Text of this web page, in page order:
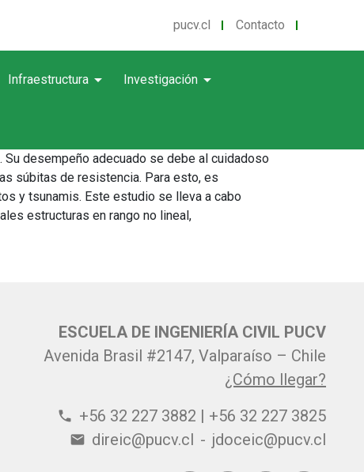
pucv.cl Contacto
Infraestructura arrow_drop_down Investigación arrow_drop_down
desempeño adecuado se debe al cuidadoso
súbitas de resistencia. Para esto, es
y tsunamis. Este estudio se lleva a cabo
estructuras en rango no lineal,
ESCUELA DE INGENIERÍA CIVIL PUCV
Avenida Brasil #2147, Valparaíso – Chile
¿Cómo llegar?
phone +56 32 227 3882 | +56 32 227 3825
email direic@pucv.cl - jdoceic@pucv.cl